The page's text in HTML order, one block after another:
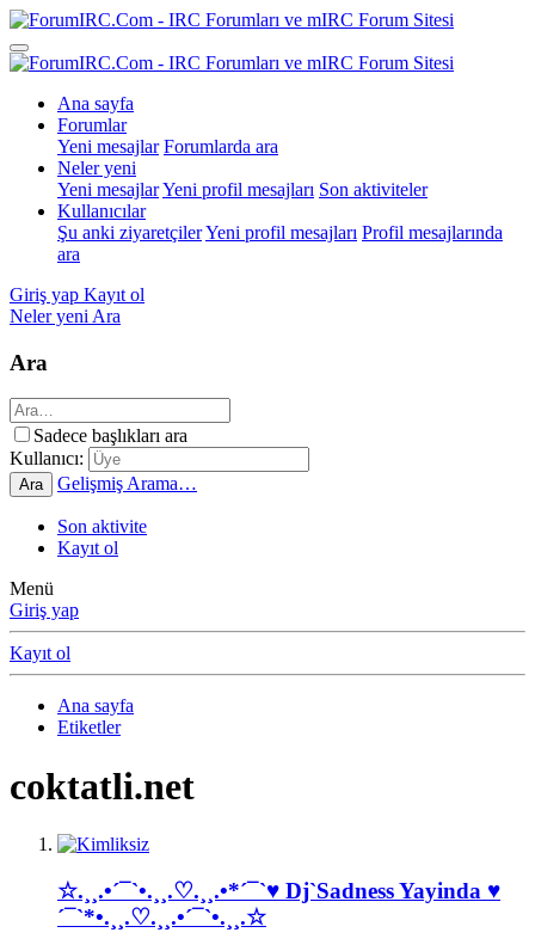
Ana sayfa
Forumlar
Yeni mesajlar Forumlarda ara
Neler yeni
Yeni mesajlarYeni profil mesajları Son aktiviteler
Kullanıcılar
Şu anki ziyaretçilerYeni profil mesajları Profil mesajlarında
ara
Giriş yap Kayıt ol
Neler yeni Ara
Ara
Sadece başlıkları ara
Kullanıcı:
Ara Gelişmiş Arama…
Son aktivite
Kayıt ol
Menü
Giriş yap
Kayıt ol
Ana sayfa
Etiketler
coktatli.net
☆.¸¸.•´¯`•.¸¸.♡.¸¸.•*´¯`♥ Dj`Sadness Yayinda ♥
´¯`*•.¸¸.♡.¸¸.•´¯`•.¸¸.☆